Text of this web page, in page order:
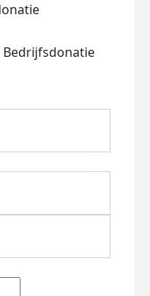
Bedrijfsdonatie